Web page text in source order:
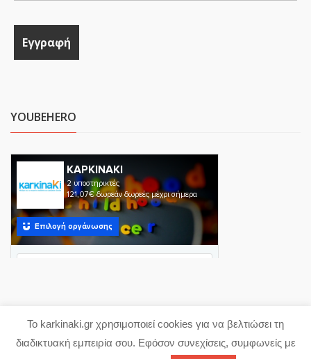
YOUBEHERO
Copyright 2023 karkinaki.gr
Το karkinaki.gr χρησιμοποιεί cookies για να βελτιώσει τη
διαδικτυακή εμπειρία σου. Εφόσον συνεχίσεις, συμφωνείς με